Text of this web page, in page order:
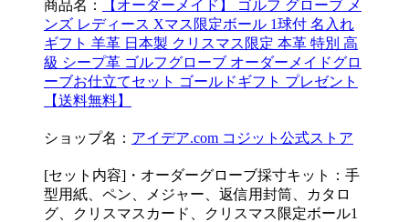
商品名：
【オーダーメイド】 ゴルフ グローブ メ
ンズ レディース Xマス限定ボール 1球付 名入れ
ギフト 羊革 日本製 クリスマス限定 本革 特別 高
級 シープ革 ゴルフグローブ オーダーメイドグロ
ーブお仕立てセット ゴールドギフト プレゼント
【送料無料】
ショップ名： アイデア.com コジット公式ストア
[セット内容]・オーダーグローブ採寸キット：手
型用紙、ペン、メジャー、返信用封筒、カタロ
グ、クリスマスカード、クリスマス限定ボール1